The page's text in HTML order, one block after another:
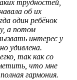
трудностей,
об их
один ребёнок
а потом
интерес у
удивлена.
так как со
что мне
гармония.